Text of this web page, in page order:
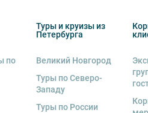
по
Туры и круизы из
Петербурга
Великий Новгород
Туры по Северо-
Западу
Туры по России